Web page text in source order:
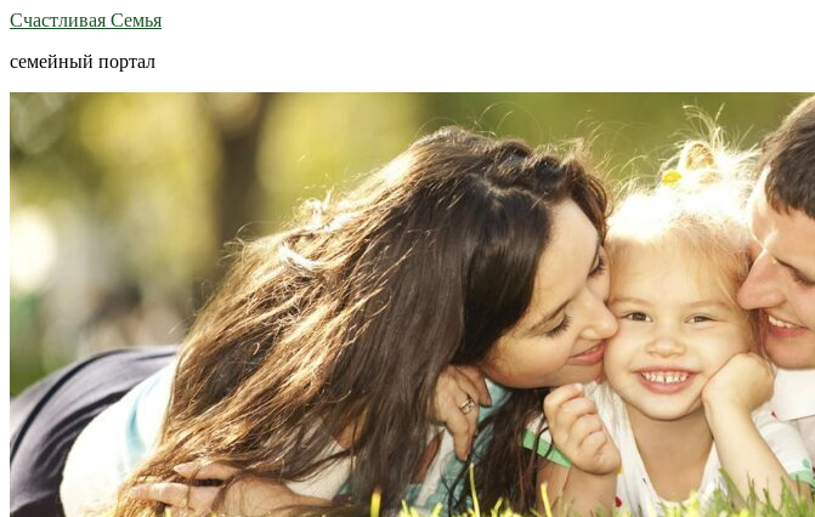
Счастливая Семья
семейный портал